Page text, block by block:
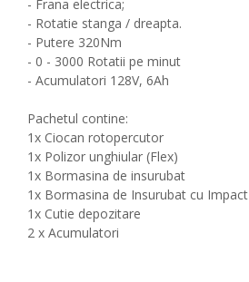
- Frana electrica;
- Rotatie stanga / dreapta.
- Putere 320Nm
- 0 - 3000 Rotatii pe minut
- Acumulatori 128V, 6Ah
Pachetul contine:
1x Ciocan rotopercutor
1x Polizor unghiular (Flex)
1x Bormasina de insurubat
1x Bormasina de Insurubat cu Impact
1x Cutie depozitare
2 x Acumulatori